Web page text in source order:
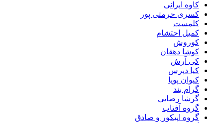
کاوه ایرانی
کسری حرمتی پور
کلمست
کمیل احتشام
کوروش
کوشا دهقان
کی آرش
کیا دپرس
کیوان پویا
گرام بند
گرشا رضایی
گروه آفتاب
گروه اپیکور و صادق